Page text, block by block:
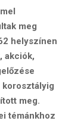
meg
helyszínen
akciók,
korosztályig
meg.
témánkhoz